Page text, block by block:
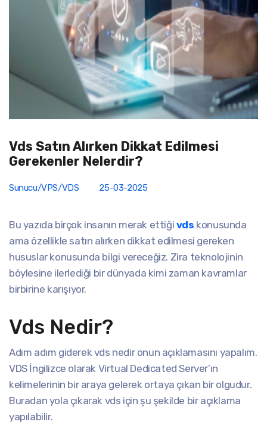
Vds Satın Alırken Dikkat Edilmesi
Gerekenler Nelerdir?
Sunucu/VPS/VDS 25-03-2025
Bu yazıda birçok insanın merak ettiği vds konusunda
ama özellikle satın alırken dikkat edilmesi gereken
hususlar konusunda bilgi vereceğiz. Zira teknolojinin
böylesine ilerlediği bir dünyada kimi zaman kavramlar
birbirine karışıyor.
Vds Nedir?
Adım adım giderek vds nedir onun açıklamasını yapalım.
VDS İngilizce olarak Virtual Dedicated Server’ın
kelimelerinin bir araya gelerek ortaya çıkan bir olgudur.
Buradan yola çıkarak vds için şu şekilde bir açıklama
yapılabilir.